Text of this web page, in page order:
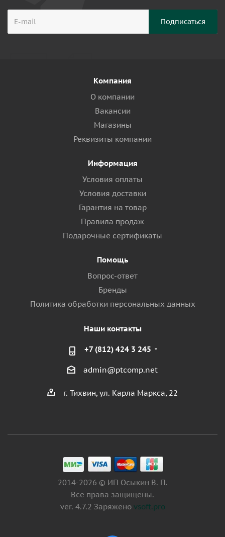
Компания
О компании
Вакансии
Магазины
Реквизиты компании
Информация
Условия оплаты
Условия доставки
Гарантия на товар
Правила продаж
Подарочные сертификаты
Помощь
Вопрос-ответ
Бренды
Политика обработки персональных данных
Наши контакты
+7 (812) 424 3 245
admin@ptcomp.net
г. Тихвин, ул. Карла Маркса, 22
2014-2026 © ИП Осыкин В. П.
Все права защищены.
ver. 4.7.2 Заряжено vsoft.pro